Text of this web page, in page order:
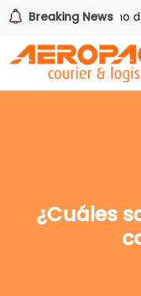
Breaking News
Gana uno de
¿Cuáles